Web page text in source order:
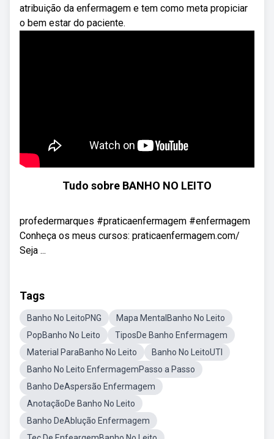
atribuição da enfermagem e tem como meta propiciar
o bem estar do paciente.
Tudo sobre BANHO NO LEITO
profedermarques #praticaenfermagem #enfermagem
Conheça os meus cursos: praticaenfermagem.com/
Seja ...
Tags
Banho No LeitoPNG
Mapa MentalBanho No Leito
PopBanho No Leito
TiposDe Banho Enfermagem
Material ParaBanho No Leito
Banho No LeitoUTI
Banho No Leito EnfermagemPasso a Passo
Banho DeAspersão Enfermagem
AnotaçãoDe Banho No Leito
Banho DeAblução Enfermagem